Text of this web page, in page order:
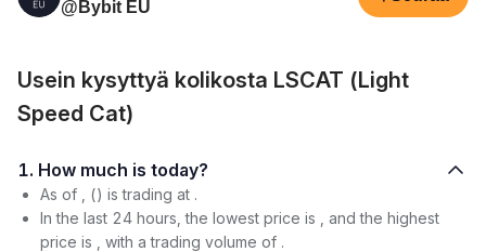
@Bybit EU
Usein kysyttyä kolikosta LSCAT (Light
Speed Cat)
1. How much is today?
As of , () is trading at .
In the last 24 hours, the lowest price is , and the highest
price is , with a trading volume of .